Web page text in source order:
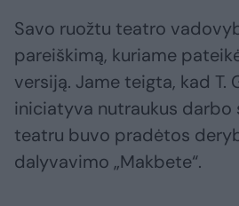
Savo ruožtu teatro
pareiškimą, kuriame
versiją. Jame teigta, kad T.
iniciatyva nutraukus darbo
teatru buvo pradėtos
dalyvavimo „Makbete“.